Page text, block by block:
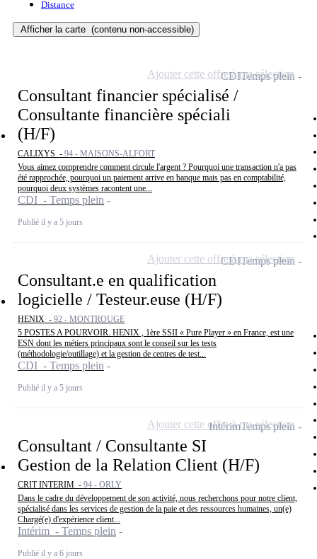
Distance
Afficher la carte (contenu non-accessible)
Consultant financier spécialisé /
Consultante financière spéciali
(H/F)
CALIXYS - 94 - MAISONS-ALFORT
Vous aimez comprendre comment circule l'argent ? Pourquoi une transaction n'a pas
été rapprochée, pourquoi un paiement arrive en banque mais pas en comptabilité,
pourquoi deux systèmes racontent une...
CDI - Temps plein
Publié il y a 5 jours
CDITemps plein
Ajouter cette offre à ma sélection
Consultant.e en qualification
logicielle / Testeur.euse (H/F)
HENIX - 92 - MONTROUGE
5 POSTES A POURVOIR. HENIX , 1ère SSII « Pure Player » en France, est une
ESN dont les métiers principaux sont le conseil sur les tests
(méthodologie/outillage) et la gestion de centres de test...
CDI - Temps plein
Publié il y a 5 jours
CDITemps plein
Ajouter cette offre à ma sélection
Consultant / Consultante SI
Gestion de la Relation Client (H/F)
CRIT INTERIM - 94 - ORLY
Dans le cadre du développement de son activité, nous recherchons pour notre client,
spécialisé dans les services de gestion de la paie et des ressources humaines, un(e)
Chargé(e) d'expérience client...
Intérim - Temps plein
Publié il y a 6 jours
IntérimTemps plein
Ajouter cette offre à ma sélection